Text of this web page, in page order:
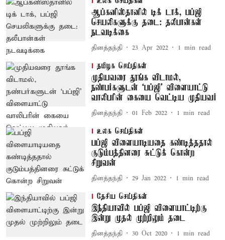
ஆப்கனிஸ்தானில் டிக் டாக், பப்ஜி
செயலிகளுக்கு தடை: தலீபான்கள்
நடவடிக்கை
தினத்தந்தி 23 Apr 2022 1 min read
தமிழக செய்திகள்
முதியவரை தூங்க விடாமல்,
நண்பர்களுடன் ‘பப்ஜி’ விளையாட்டு
வாலிபரின் கையை வெட்டிய முதியவர்
தினத்தந்தி 01 Feb 2022 1 min read
உலக செய்திகள்
பப்ஜி விளையாடியதை கண்டித்ததால்
குடும்பத்தினரை சுட்டுக் கொன்ற
சிறுவன்
தினத்தந்தி 29 Jan 2022 1 min read
தேசிய செய்திகள்
இந்தியாவில் பப்ஜி விளையாட்டிற்கு
இன்று முதல் முற்றிலும் தடை
தினத்தந்தி 30 Oct 2020 1 min read